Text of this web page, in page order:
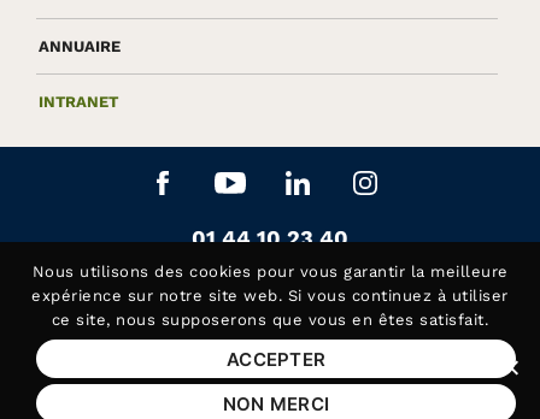
ANNUAIRE
INTRANET
Aller sur le réseau social
Aller sur le réseau social
Aller sur le réseau
Aller sur le
Contactez-nous au
01 44 10 23 40
Siège de la Fédération APAJH
Contactez-nous au
01 44 10 81 50
Handicap Assistance, les lundis et jeudis matin
Mentions légales
Nous utilisons des cookies pour vous garantir la meilleure
expérience sur notre site web. Si vous continuez à utiliser
ce site, nous supposerons que vous en êtes satisfait.
ACCEPTER
NON MERCI